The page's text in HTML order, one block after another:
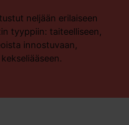
neljään erilaiseen
tyyppiin: taiteelliseen,
innostuvaan,